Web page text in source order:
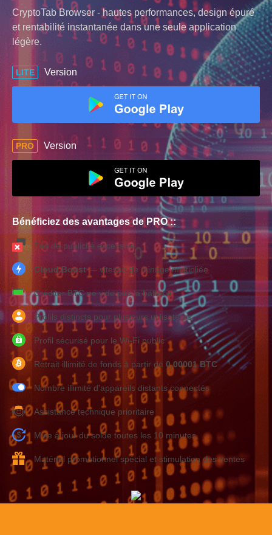
CryptoTab Browser - hautes performances, design épuré
et rentabilité instantanée dans une seule application
légère.
LITE Version
PRO Version
Bénéficiez des avantages de PRO ::
Pas de publicité excessive
Cloud Boost— vitesse de minage multipliée
Créditer BTC ne vide pas la batterie
Profils distincts pour plusieurs utilisateurs
Profil sécurisé pour le Wi-Fi public
Retrait illimité de fonds à partir de 0,00001 BTC
Nombre illimité d'appareils distants connectés
Assistance technique prioritaire
Mise à jour du solde toutes les 10 minutes
Matériel promotionnel spécial et stimulation des ventes